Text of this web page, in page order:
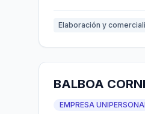
Elaboración y
BALBOA
EMPRESA